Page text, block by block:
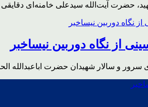
حضرت آیت‌الله سیدعلی خامنه‌ای
از نگاه دوربین نیساخبر
سرور و سالار شهیدان حضرت اباعبدالله